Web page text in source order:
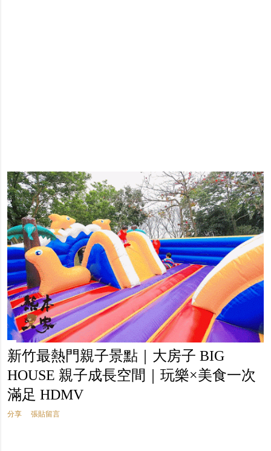
新竹最熱門親子景點｜大房子 BIG
HOUSE 親子成長空間｜玩樂×美食一次
滿足 HDMV
分享 張貼留言